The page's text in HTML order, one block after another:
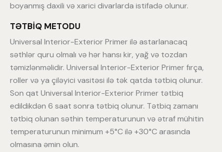
boyanmış daxili və xarici divarlarda istifadə olunur.
TƏTBİQ METODU
Universal Interior-Exterior Primer ilə astarlanacaq
səthlər quru olmalı və hər hansı kir, yağ və tozdan
təmizlənməlidir. Universal Interior-Exterior Primer fırça,
roller və ya çiləyici vasitəsi ilə tək qatda tətbiq olunur.
Son qat Universal Interior-Exterior Primer tətbiq
edildikdən 6 saat sonra tətbiq olunur. Tətbiq zamanı
tətbiq olunan səthin temperaturunun və ətraf mühitin
temperaturunun minimum +5°C ilə +30°C arasında
olmasına əmin olun.